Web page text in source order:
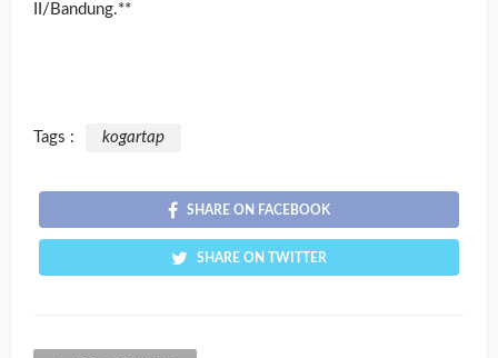
II/Bandung.**
Tags : kogartap
SHARE ON FACEBOOK
SHARE ON TWITTER